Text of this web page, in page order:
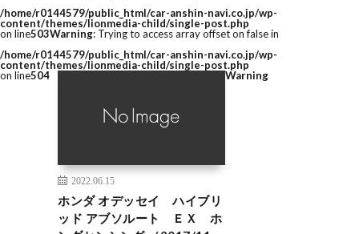
/home/r0144579/public_html/car-anshin-navi.co.jp/wp-
content/themes/lionmedia-child/single-post.php
on line503Warning: Trying to access array offset on false in
/home/r0144579/public_html/car-anshin-navi.co.jp/wp-
content/themes/lionmedia-child/single-post.php
on line504
2022.06.15
ホンダ オデッセイ ハイブリ
ッド アブソルート ＥＸ ホ
Warning